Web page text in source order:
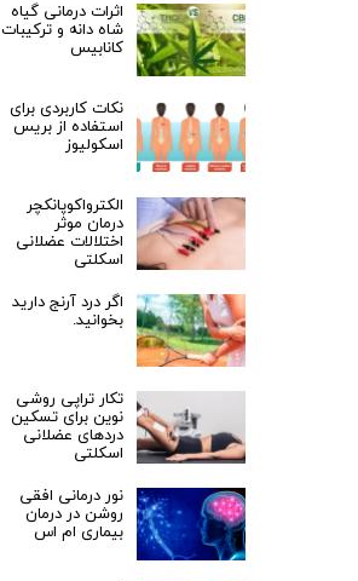
اثرات درمانی گیاه
شاه دانه و ترکیبات
کانابیس
نکات کاربردی برای
استفاده از بریس
اسکولیوز
الکترواکوپانکچر
درمان موثر
اختلالات عضلانی
اسکلتی
اگر درد آرنج دارید
بخوانید.
تکار تراپی روشی
نوین برای تسکین
دردهای عضلانی
اسکلتی
نور درمانی افقی
روشن در درمان
بیماری ام اس